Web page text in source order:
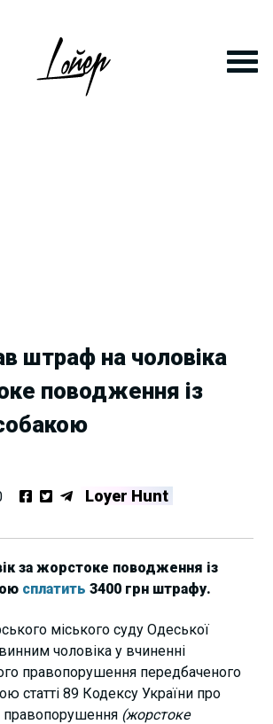
штраф на чоловіка
поводження із
Loyer Hunt
за жорстоке поводження із
сплатить 3400 грн штрафу.
міського суду Одеської
чоловіка у вчиненні
правопорушення передбаченого
статті 89 Кодексу України про
правопорушення (жорстоке